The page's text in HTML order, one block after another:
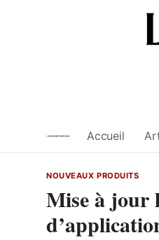
Accueil
NOUVEAUX PRODUITS
Mise à jour